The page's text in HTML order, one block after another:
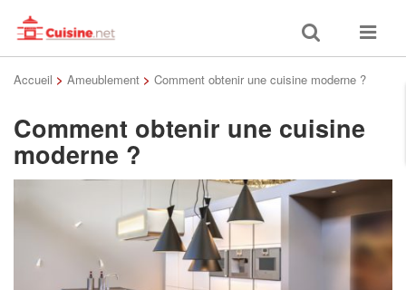
Toggle
search
Toggle
Accueil > Ameublement > Comment obtenir une cuisine moderne ?
Comment obtenir une cuisine
moderne ?